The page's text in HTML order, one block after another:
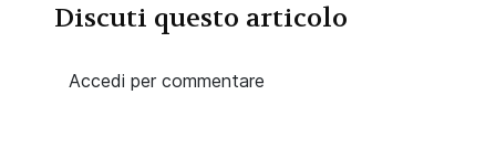
Discuti questo articolo
Accedi per commentare